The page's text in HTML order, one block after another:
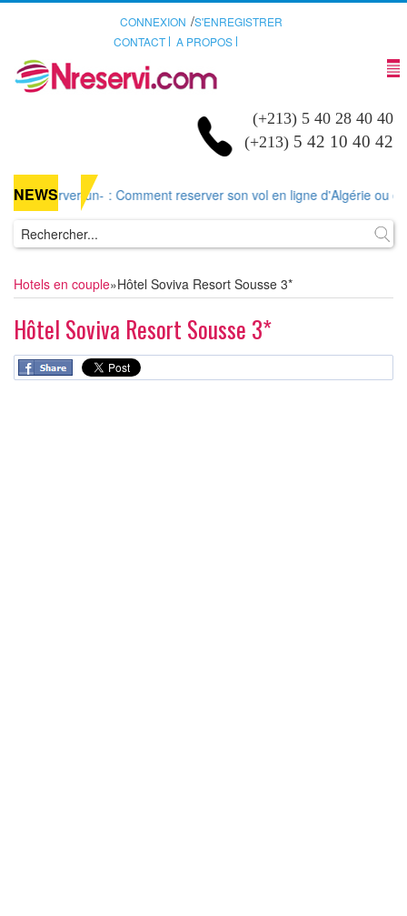
CONNEXION /S'ENREGISTRER
CONTACT
A PROPOS
(+213) 5 40 28 40 40
(+213) 5 42 10 40 42
NEWS
un- : Comment reserver son vol en ligne d'Algérie ou d'ailleurs sur
Hotels en couple»Hôtel Soviva Resort Sousse 3*
Hôtel Soviva Resort Sousse 3*